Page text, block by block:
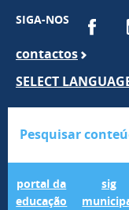
SIGA-NOS
contactos
SELECT
portal da
educação
sig